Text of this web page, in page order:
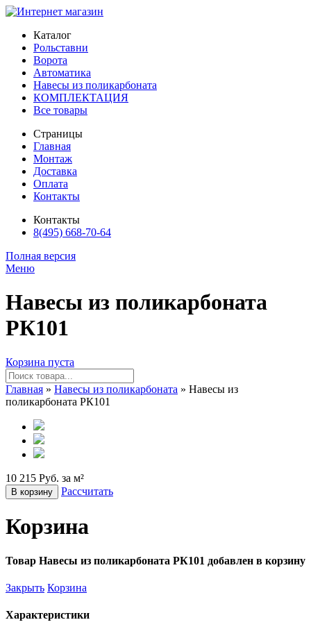
Каталог
Рольставни
Ворота
Автоматика
Навесы из поликарбоната
КОМПЛЕКТАЦИЯ
Все товары
Страницы
Главная
Монтаж
Доставка
Оплата
Контакты
Контакты
8(495) 668-70-64
Полная версия
Меню
Навесы из поликарбоната
РК101
Корзина пуста
Главная » Навесы из поликарбоната » Навесы из
поликарбоната РК101
10 215 Руб. за м²
В корзину Рассчитать
Корзина
Товар Навесы из поликарбоната РК101 добавлен в корзину
Закрыть Корзина
Характеристики